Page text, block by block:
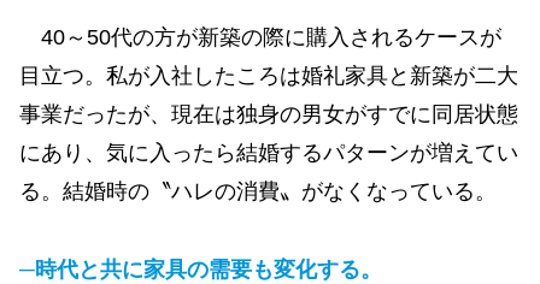
40～50代の方が新築の際に購入されるケースが
目立つ。私が入社したころは婚礼家具と新築が二大
事業だったが、現在は独身の男女がすでに同居状態
にあり、気に入ったら結婚するパターンが増えてい
る。結婚時の〝ハレの消費〟がなくなっている。
─時代と共に家具の需要も変化する。